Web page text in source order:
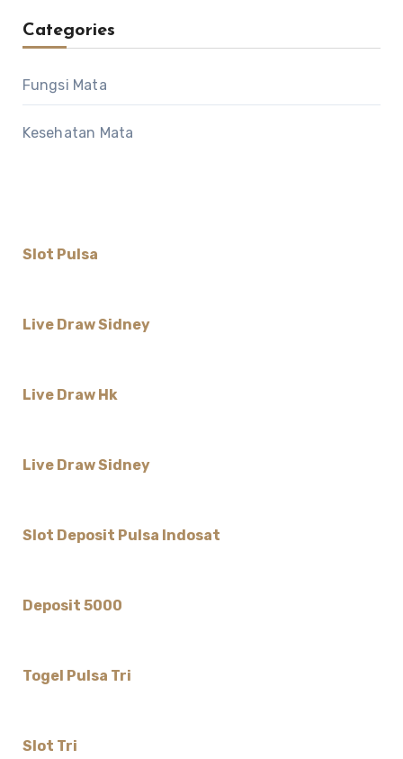
Categories
Fungsi Mata
Kesehatan Mata
Slot Pulsa
Live Draw Sidney
Live Draw Hk
Live Draw Sidney
Slot Deposit Pulsa Indosat
Deposit 5000
Togel Pulsa Tri
Slot Tri